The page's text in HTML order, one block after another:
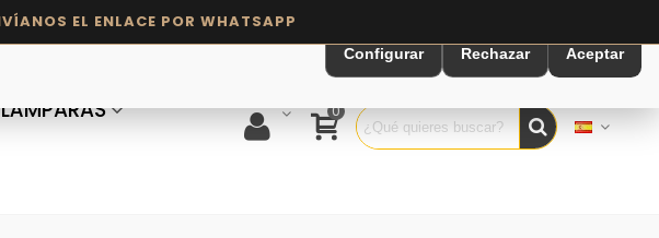
LÁMPARAS
0
Configurar Rechazar Aceptar